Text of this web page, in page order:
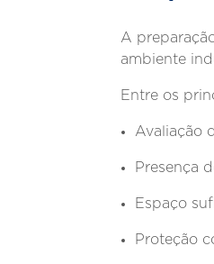
A
ambiente
Entre os
Avaliação
Presença
Espaço
Proteção